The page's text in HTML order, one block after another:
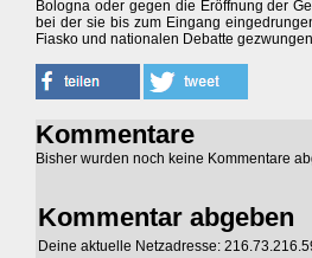
Bologna oder gegen die Eröffnung der
bei der sie bis zum Eingang
Fiasko und nationalen Debatte
Kommentare
Bisher wurden noch keine Kommentare
Kommentar abgeben
Deine aktuelle Netzadresse: